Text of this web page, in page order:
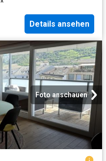
Details ansehen
Foto anschauen